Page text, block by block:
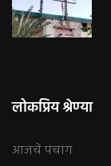
लोकप्रिय श्रेण्या
आजचे पंचांग